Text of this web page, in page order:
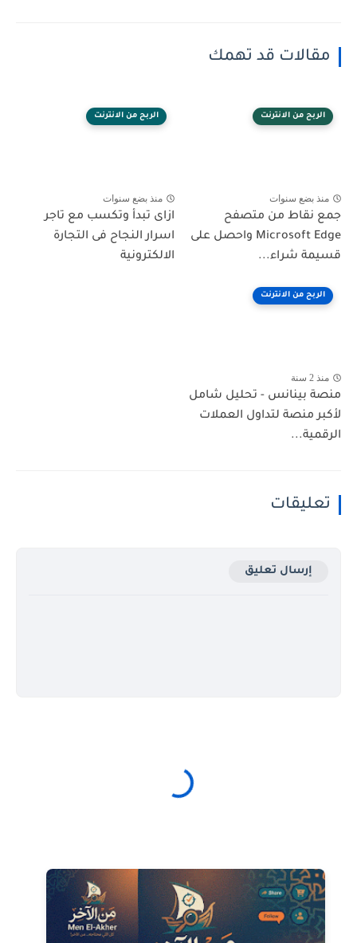
مقالات قد تهمك
الربح من الانترنت
منذ بضع سنوات
جمع نقاط من متصفح
Microsoft Edge واحصل على
قسيمة شراء...
الربح من الانترنت
منذ بضع سنوات
ازاى تبدأ وتكسب مع تاجر
اسرار النجاح فى التجارة
الالكترونية
الربح من الانترنت
منذ 2 سنة
منصة بينانس - تحليل شامل
لأكبر منصة لتداول العملات
الرقمية...
تعليقات
إرسال تعليق